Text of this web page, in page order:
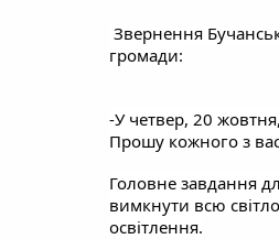
Звернення
громади:
-У четвер, 20
Прошу кожного з
Головне завдання
вимкнути всю
освітлення.